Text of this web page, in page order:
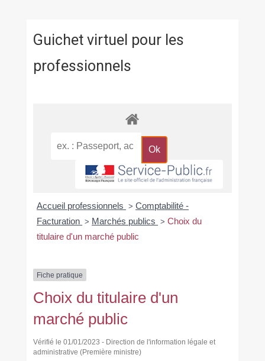
Guichet virtuel pour les
professionnels
Accueil professionnels > Comptabilité -
Facturation > Marchés publics > Choix du
titulaire d'un marché public
Fiche pratique
Choix du titulaire d'un
marché public
Vérifié le 01/01/2023 - Direction de l'information légale et
administrative (Première ministre)